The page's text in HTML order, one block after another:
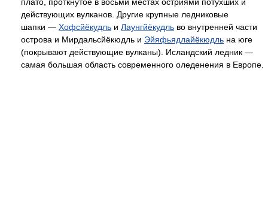
действующих вулканов. Другие крупные ледниковые
шапки — Хофсйёкудль и Лаунгйёкудль во внутренней части
острова и Мирдальсйёкюдль и Эйяфьядлайёкюдль на юге
(покрывают действующие вулканы). Исландский ледник —
самая большая область современного оледенения в Европе.